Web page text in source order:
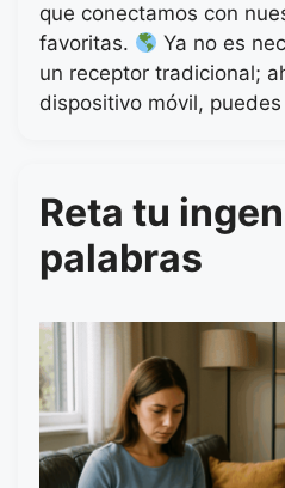
que conectamos con
favoritas.
Ya no es
un receptor tradicional;
dispositivo móvil,
Reta tu
palabras